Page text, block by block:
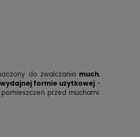
do zwalczania much,
wydajnej formie użytkowej-
przed muchami.